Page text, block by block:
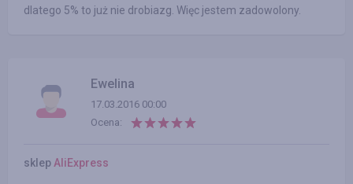
dlatego 5% to już nie drobiazg. Więc jestem zadowolony.
Ewelina
17.03.2016 00:00
Ocena:
sklep AliExpress